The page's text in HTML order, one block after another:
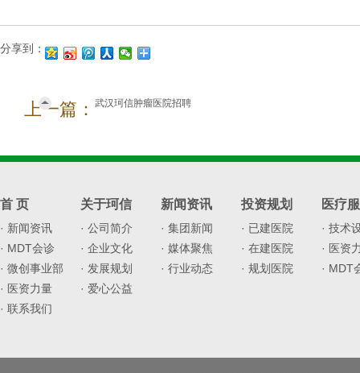
分享到：
上一篇： 武汉珂信肿瘤医院招聘
首 页
· 新闻资讯
· MDT会诊
· 微创事业部
· 医资力量
· 联系我们
关于珂信
· 公司简介
· 企业文化
· 发展规划
· 爱心公益
新闻资讯
· 集团新闻
· 媒体聚焦
· 行业动态
投资规划
· 已建医院
· 在建医院
· 规划医院
医疗
· 技术
· 医资
· MDT